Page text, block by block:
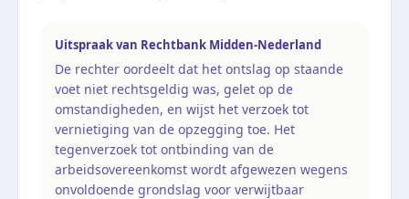
Uitspraak van Rechtbank Midden-Nederland
De rechter oordeelt dat het ontslag op staande
voet niet rechtsgeldig was, gelet op de
omstandigheden, en wijst het verzoek tot
vernietiging van de opzegging toe. Het
tegenverzoek tot ontbinding van de
arbeidsovereenkomst wordt afgewezen wegens
onvoldoende grondslag voor verwijtbaar